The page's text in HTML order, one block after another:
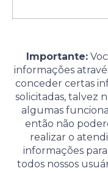
Importante:
informações
conceder certas
solicitadas, talvez
algumas
então não
realizar o
informações
todos nossos